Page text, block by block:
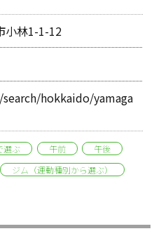
小林1-1-12
hokkaido/yamaga
選ぶ 午前
午後
ジム（運動種別から選ぶ）